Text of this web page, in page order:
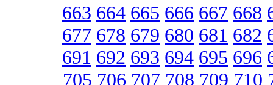
663 664 665 666 667 668
677 678 679 680 681 682
691 692 693 694 695 696
705 706 707 708 709 710